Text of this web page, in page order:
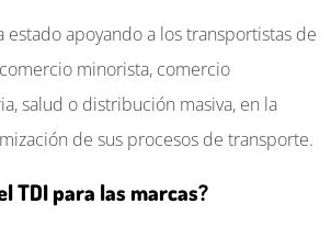
estado apoyando a los transportistas de
minorista, comercio
salud o distribución masiva, en la
de sus procesos de transporte.
TDI para las marcas?